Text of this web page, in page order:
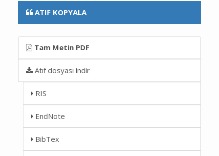
ATIF KOPYALA
Tam Metin PDF
Atıf dosyası indir
RIS
EndNote
BibTex